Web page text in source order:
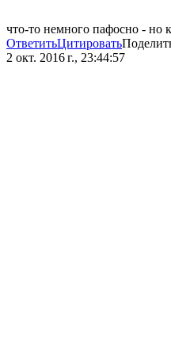
что-то немного пафосно - но
ОтветитьЦитировать
2 окт. 2016 г., 23:44:57